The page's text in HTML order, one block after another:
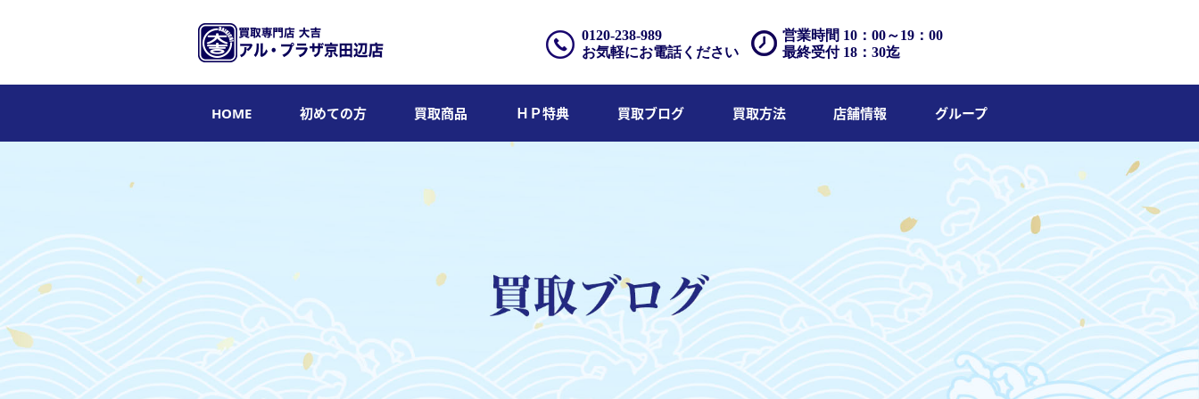
営業時間 10：00～19：00
最終受付 18：30迄
0120-238-989
お気軽にお電話ください
HOME 初めての方 買取商品 ＨＰ特典 買取ブログ 買取方法 店舗情報 グループ